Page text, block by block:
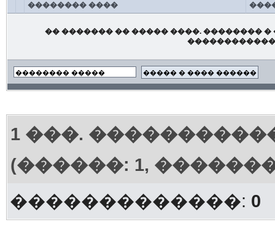
�������� ����
�� ������� �� ����� ����. ��������
1���.
(������: 1,
�������������: 0